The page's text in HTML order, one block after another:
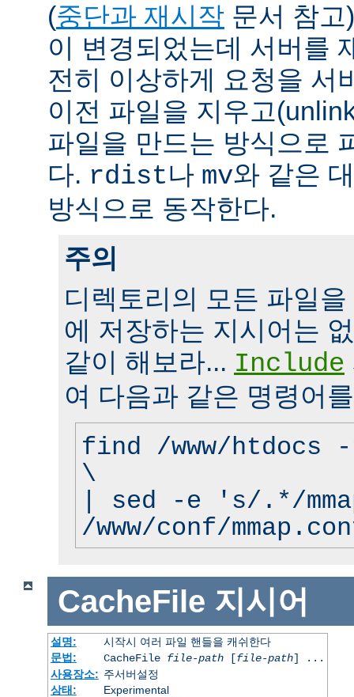
(중단과 재시작 문서 참
이 변경되었는데 서버를
전히 이상하게 요청을 서
이전 파일을 지우고
파일을 만드는 방식으로
다. rdist나 mv와 같은
방식으로 동작한다.
주의
디렉토리의 모든 파일
에 저장하는 지시어는
같이 해보라... Include
여 다음과 같은 명령어
find /www/
\
| sed -e 's/.*/
/www/conf/
CacheFile 지시어
설명:
시작시 여러 파일 핸들을 캐쉬한다
문법:
CacheFile file-path[file-path] ...
사용장소: 주서버설정
상태:
Experimental